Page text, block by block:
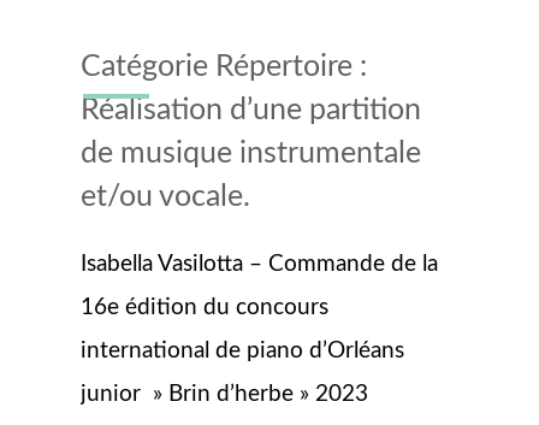
Catégorie Répertoire :
Réalisation d’une partition
de musique instrumentale
et/ou vocale.
Isabella Vasilotta – Commande de la
16e édition du concours
international de piano d’Orléans
junior » Brin d’herbe » 2023